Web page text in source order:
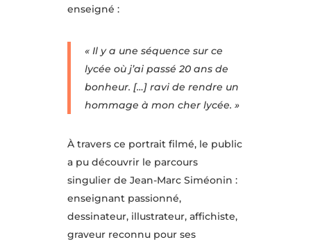
enseigné :
« Il y a une séquence sur ce
lycée où j’ai passé 20 ans de
bonheur. […] ravi de rendre un
hommage à mon cher lycée. »
À travers ce portrait filmé, le public
a pu découvrir le parcours
singulier de Jean-Marc Siméonin :
enseignant passionné,
dessinateur, illustrateur, affichiste,
graveur reconnu pour ses